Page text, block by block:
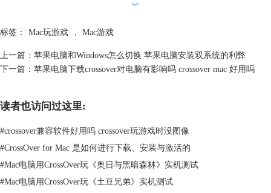
单击主界面【安装Windows应用程序】，单击【显示应用程序列表】，在
游戏。
（2）导入游戏安装包
︾
标签： Mac玩游戏 ， Mac游戏
上一篇： 苹果电脑和Windows怎么切换 苹果电脑安装双系统的利弊
下一篇： 苹果电脑下载crossover对电脑有影响吗 crossover mac 好用吗
读者也访问过这里:
#crossover兼容软件好用吗 crossover玩游戏时没图像
#CrossOver for Mac 是如何进行下载、安装与激活的
#Mac电脑用CrossOver玩《奥日与黑暗森林》实机测试
#Mac电脑用CrossOver玩《土豆兄弟》实机测试